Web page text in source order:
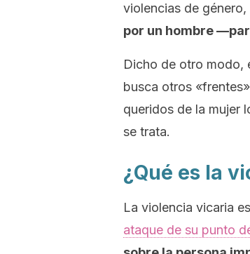
violencias de
por un hombre
Dicho de otro modo,
busca otros
queridos de la mujer
se trata.
¿Qué es la
La violencia vicaria
ataque de su punto